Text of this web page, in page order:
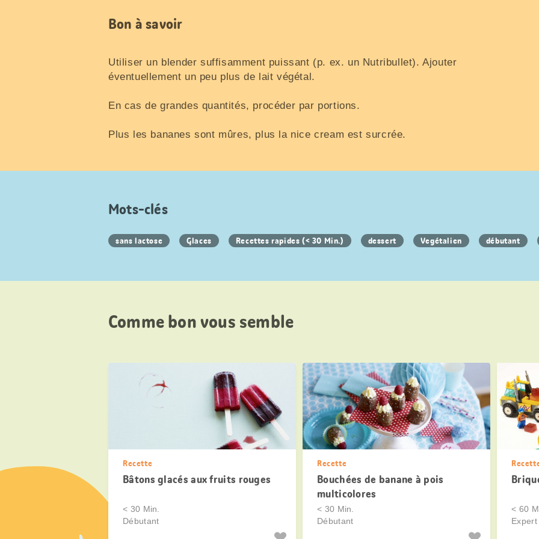
Bon à savoir
Utiliser un blender suffisamment puissant (p. ex. un Nutribullet). Ajouter
éventuellement un peu plus de lait végétal.
En cas de grandes quantités, procéder par portions.
Plus les bananes sont mûres, plus la nice cream est surcrée.
Mots-clés
sans lactose Glaces Recettes rapides (< 30 Min.) dessert Vegétalien débutant
Comme bon vous semble
Recette
Bâtons glacés aux fruits rouges
< 30 Min.
Débutant
Recette
Bouchées de banane à pois
multicolores
< 30 Min.
Débutant
< 60
Expert